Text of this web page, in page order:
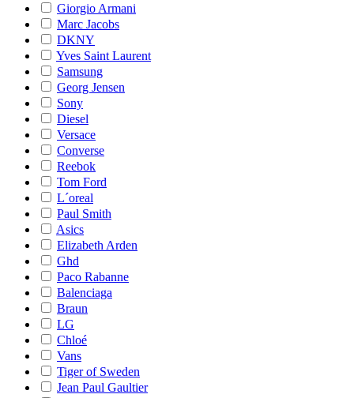
Giorgio Armani
Marc Jacobs
DKNY
Yves Saint Laurent
Samsung
Georg Jensen
Sony
Diesel
Versace
Converse
Reebok
Tom Ford
L´oreal
Paul Smith
Asics
Elizabeth Arden
Ghd
Paco Rabanne
Balenciaga
Braun
LG
Chloé
Vans
Tiger of Sweden
Jean Paul Gaultier